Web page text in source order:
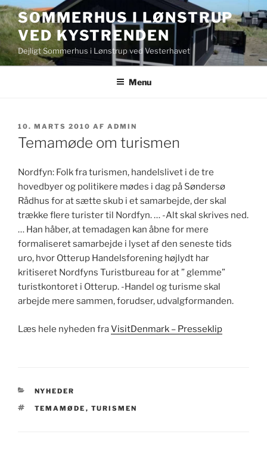
Videre
til
indhold
SOMMERHUS I LØNSTRUP
VED KYSTRENDEN
Dejligt Sommerhus i Lønstrup ved Vesterhavet
Menu
UDGIVET
DEN
10. MARTS 2010 AF ADMIN
Temamøde om turismen
Nordfyn: Folk fra turismen, handelslivet i de tre
hovedbyer og politikere mødes i dag på Søndersø
Rådhus for at sætte skub i et samarbejde, der skal
trække flere turister til Nordfyn. … -Alt skal skrives ned.
… Han håber, at temadagen kan åbne for mere
formaliseret samarbejde i lyset af den seneste tids
uro, hvor Otterup Handelsforening højlydt har
kritiseret Nordfyns Turistbureau for at ” glemme”
turistkontoret i Otterup. -Handel og turisme skal
arbejde mere sammen, forudser, udvalgformanden.
Læs hele nyheden fraVisitDenmark – Presseklip
KATEGORIER
NYHEDER
TAGS
TEMAMØDE , TURISMEN